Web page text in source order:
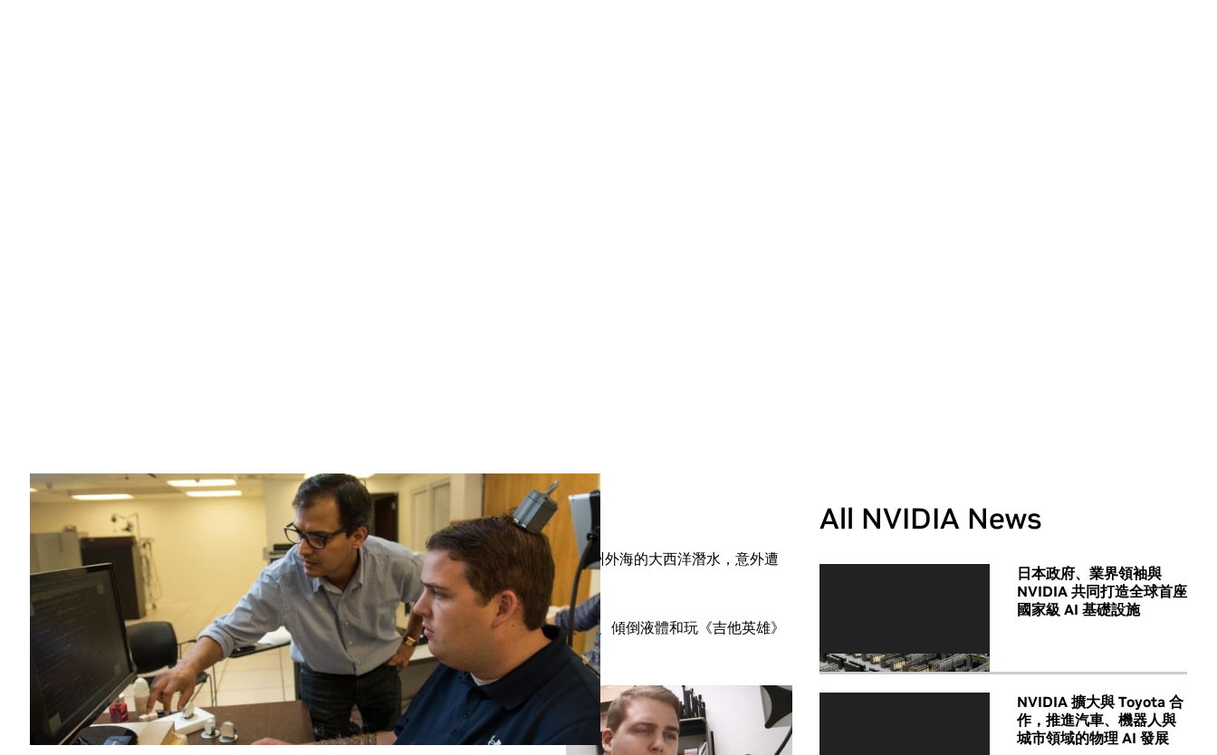
Share
2010 年時還是一名大學生的 Ian Burkhart，與友人們一同在北卡羅萊納州外海的大西洋潛水，意外遭
受了嚴重的脊髓損傷，他的胸部以下從此癱瘓。
不過現在他藉由一套搭配神經網路的人腦-電腦介面，可以用右手拿起物體、傾倒液體和玩《吉他英雄》
（Guitar Hero）這套遊戲。
Burkhart 是俄亥俄州立大學與附近獨立研發單位 Battelle 所率領之
一項臨床試驗活動的首名參與者。
All NVIDIA News
日本政府、業界領袖與
NVIDIA 共同打造全球首座
國家級 AI 基礎設施
NVIDIA 擴大與 Toyota 合
作，推進汽車、機器人與
城市領域的物理 AI 發展